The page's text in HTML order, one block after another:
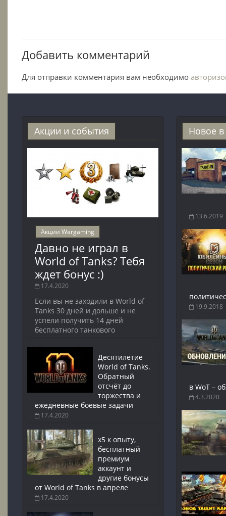
Добавить комментарий
Для отправки комментария вам необходимо
Акции и события
Акции Wargaming
Давно не играл в
World of Tanks? Тебя
ждет бонус :)
17.4.2020
Если вы не заходили в World of
Tanks 30 дней и дольше и не
успели получить 14 дней
бесплатного танкового
Десятилетие
World of Tanks.
Обратный
отсчёт до
торжества и
ежедневные боевые задачи
17.4.2020
x5 к опыту,
бесплатный
премиум
аккаунт и
другие бонусы
от World of Tanks в апреле
17.4.2020
Новое в
13.6.2019
19.9.2018
в WoT –
4.3.2020